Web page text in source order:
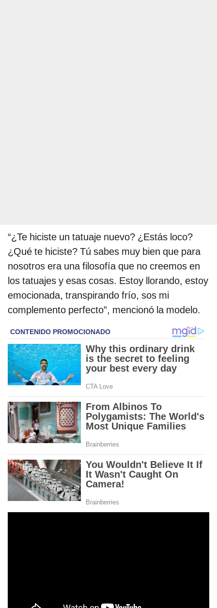
“¿Te hiciste un tatuaje nuevo? ¿Estás loco?
¿Qué te hiciste? Tú sabes muy bien que para
nosotros era una filosofía que no creemos en
los tatuajes y esas cosas. Estoy llorando, estoy
emocionada, transpirando frío, sos mi
complemento perfecto”, mencionó la modelo.